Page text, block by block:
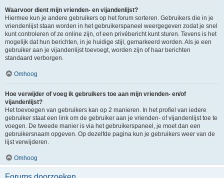
Waarvoor dient mijn vrienden- en vijandenlijst?
Hiermee kun je andere gebruikers op het forum sorteren. Gebruikers die in je
vriendenlijst staan worden in het gebruikerspaneel weergegeven zodat je snel
kunt controleren of ze online zijn, of een privébericht kunt sturen. Tevens is het
mogelijk dat hun berichten, in je huidige stijl, gemarkeerd worden. Als je een
gebruiker aan je vijandenlijst toevoegt, worden zijn of haar berichten
standaard verborgen.
Omhoog
Hoe verwijder of voeg ik gebruikers toe aan mijn vrienden- en/of
vijandenlijst?
Het toevoegen van gebruikers kan op 2 manieren. In het profiel van iedere
gebruiker staat een link om de gebruiker aan je vrienden- of vijandenlijst toe te
voegen. De tweede manier is via het gebruikerspaneel, je moet dan een
gebruikersnaam opgeven. Op dezelfde pagina kun je gebruikers weer van de
lijst verwijderen.
Omhoog